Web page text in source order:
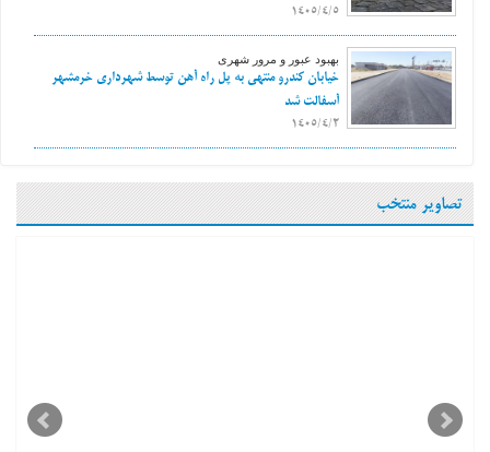
1405/4/5
بهبود عبور و مرور شهری
خیابان کندرو منتهی به پل راه آهن توسط شهرداری خرمشهر
آسفالت شد
1405/4/2
تصاویر منتخب